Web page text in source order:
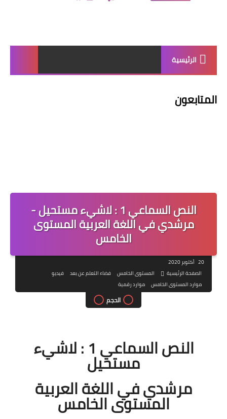
الرئيسية
المتابعون
النص السماعي 1 : لاشيء مستحيل -
مرشدي في اللغة العربية المستوى
الخامس
20 أكتوبر 2020
الصفحة الرئيسية
المستوى الخامس فضاء التعلم عن بعد
فيديو
موارد المستوى الخامس
موارد رقمية
الحجم
النص السماعي 1 : لاشيء
مستحيل
مرشدي في اللغة العربية
المستوى الخامس